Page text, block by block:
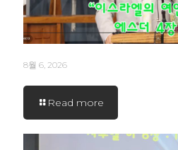
8월 6, 2026
Read more